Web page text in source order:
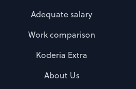
Adequate salary
Work comparison
Koderia Extra
About Us